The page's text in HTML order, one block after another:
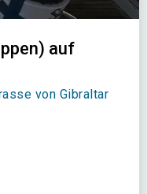
auf
von Gibraltar